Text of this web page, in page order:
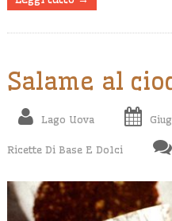
Salame al
Lago Uova
Ricette Di Base E Dolci